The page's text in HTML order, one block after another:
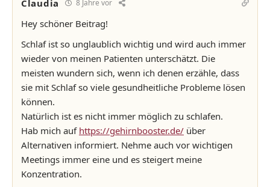
Claudia 8 Jahre vor
Hey schöner Beitrag!
Schlaf ist so unglaublich wichtig und wird auch immer
wieder von meinen Patienten unterschätzt. Die
meisten wundern sich, wenn ich denen erzähle, dass
sie mit Schlaf so viele gesundheitliche Probleme lösen
können.
Natürlich ist es nicht immer möglich zu schlafen.
Hab mich auf https://gehirnbooster.de/ über
Alternativen informiert. Nehme auch vor wichtigen
Meetings immer eine und es steigert meine
Konzentration.